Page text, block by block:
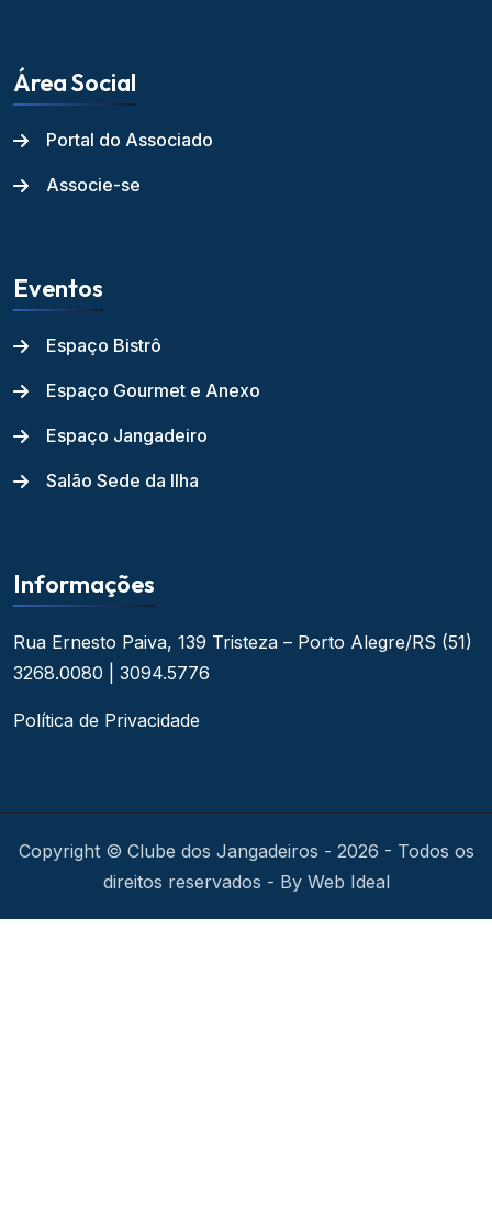
Área Social
Portal do Associado
Associe-se
Eventos
Espaço Bistrô
Espaço Gourmet e Anexo
Espaço Jangadeiro
Salão Sede da Ilha
Informações
Rua Ernesto Paiva, 139 Tristeza – Porto Alegre/RS (51)
3268.0080 | 3094.5776
Política de Privacidade
Copyright © Clube dos Jangadeiros - 2026 - Todos os
direitos reservados - By Web Ideal